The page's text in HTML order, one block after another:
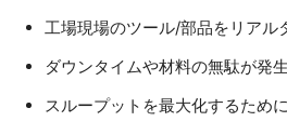
工場現場のツール/部品をリアル
ダウンタイムや材料の無駄が発
スループットを最大化するため